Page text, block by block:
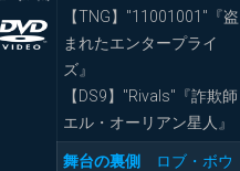
【TNG】"11001001"『盗
まれたエンタープライ
ズ』
【DS9】"Rivals"『詐欺師
エル・オーリアン星人』
舞台の裏側
ロブ・ボウ